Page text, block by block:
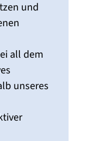
und
all dem
unseres